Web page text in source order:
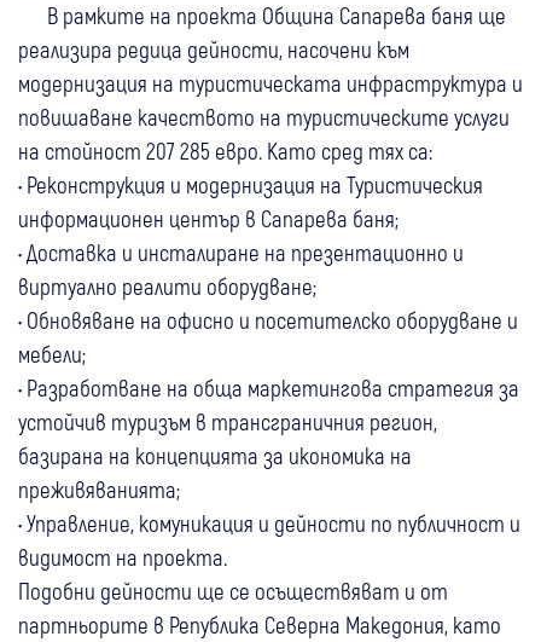
В рамките на проекта Община Сапарева баня ще
реализира редица дейности, насочени към
модернизация на туристическата инфраструктура и
повишаване качеството на туристическите услуги
на стойност 207 285 евро. Като сред тях са:
• Реконструкция и модернизация на Туристическия
информационен център в Сапарева баня;
• Доставка и инсталиране на презентационно и
виртуално реалити оборудване;
• Обновяване на офисно и посетителско оборудване и
мебели;
• Разработване на обща маркетингова стратегия за
устойчив туризъм в трансграничния регион,
базирана на концепцията за икономика на
преживяванията;
• Управление, комуникация и дейности по публичност и
видимост на проекта.
Подобни дейности ще се осъществяват и от
партньорите в Република Северна Македония, като